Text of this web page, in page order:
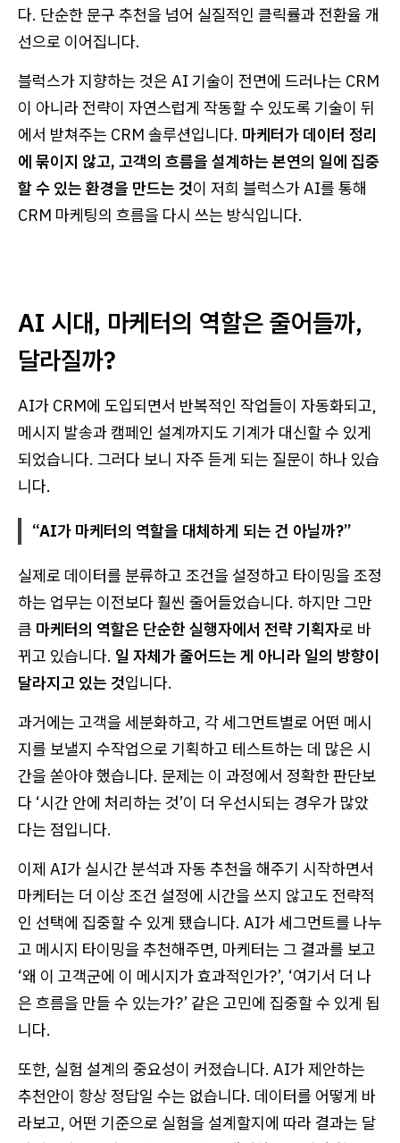
다. 단순한 문구 추천을 넘어 실질적인 클릭률과 전환율 개
선으로 이어집니다.
블럭스가 지향하는 것은 AI 기술이 전면에 드러나는 CRM
이 아니라 전략이 자연스럽게 작동할 수 있도록 기술이 뒤
에서 받쳐주는 CRM 솔루션입니다. 마케터가 데이터 정리
에 묶이지 않고, 고객의 흐름을 설계하는 본연의 일에 집중
할 수 있는 환경을 만드는 것이 저희 블럭스가 AI를 통해
CRM 마케팅의 흐름을 다시 쓰는 방식입니다.
AI 시대, 마케터의 역할은 줄어들까,
달라질까?
AI가 CRM에 도입되면서 반복적인 작업들이 자동화되고,
메시지 발송과 캠페인 설계까지도 기계가 대신할 수 있게
되었습니다. 그러다 보니 자주 듣게 되는 질문이 하나 있습
니다.
“AI가 마케터의 역할을 대체하게 되는 건 아닐까?”
실제로 데이터를 분류하고 조건을 설정하고 타이밍을 조정
하는 업무는 이전보다 훨씬 줄어들었습니다. 하지만 그만
큼 마케터의 역할은 단순한 실행자에서 전략 기획자로 바
뀌고 있습니다. 일 자체가 줄어드는 게 아니라 일의 방향이
달라지고 있는 것입니다.
과거에는 고객을 세분화하고, 각 세그먼트별로 어떤 메시
지를 보낼지 수작업으로 기획하고 테스트하는 데 많은 시
간을 쏟아야 했습니다. 문제는 이 과정에서 정확한 판단보
다 ‘시간 안에 처리하는 것’이 더 우선시되는 경우가 많았
다는 점입니다.
이제 AI가 실시간 분석과 자동 추천을 해주기 시작하면서
마케터는 더 이상 조건 설정에 시간을 쓰지 않고도 전략적
인 선택에 집중할 수 있게 됐습니다. AI가 세그먼트를 나누
고 메시지 타이밍을 추천해주면, 마케터는 그 결과를 보고
‘왜 이 고객군에 이 메시지가 효과적인가?’, ‘여기서 더 나
은 흐름을 만들 수 있는가?’ 같은 고민에 집중할 수 있게 됩
니다.
또한, 실험 설계의 중요성이 커졌습니다. AI가 제안하는
추천안이 항상 정답일 수는 없습니다. 데이터를 어떻게 바
라보고, 어떤 기준으로 실험을 설계할지에 따라 결과는 달